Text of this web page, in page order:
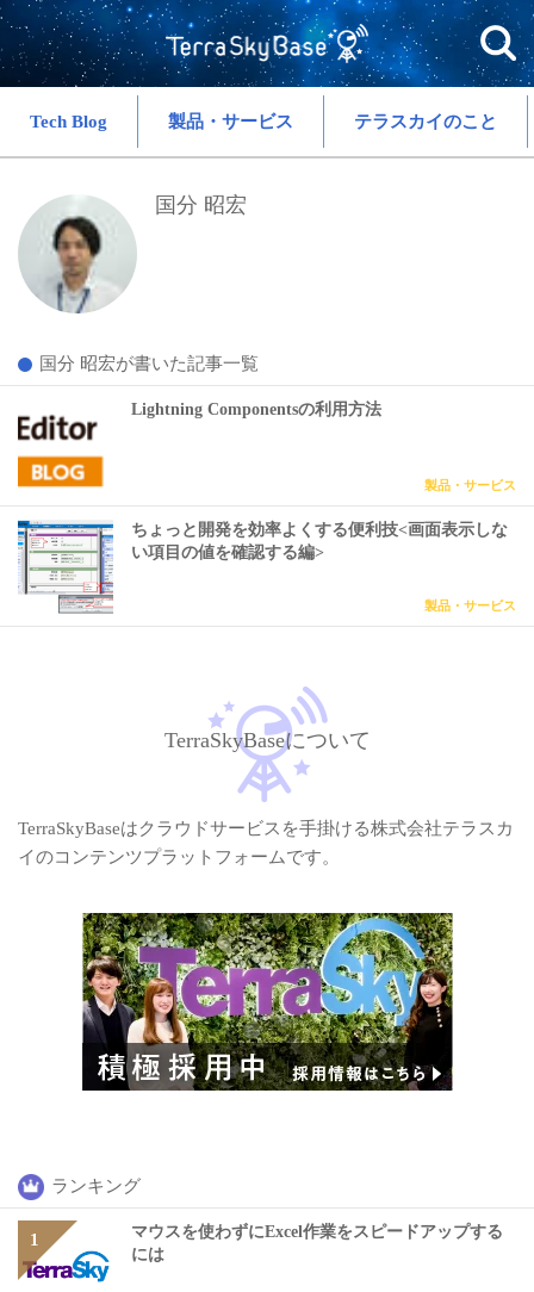
Tech Blog 製品・サービス テラスカイのこと
国分 昭宏
国分 昭宏が書いた記事一覧
Lightning Componentsの利用方法
製品・サービス
ちょっと開発を効率よくする便利技<画面表示しな
い項目の値を確認する編>
製品・サービス
TerraSkyBaseについて
TerraSkyBaseはクラウドサービスを手掛ける株式会社テラスカ
イのコンテンツプラットフォームです。
ランキング
マウスを使わずにExcel作業をスピードアップする
には